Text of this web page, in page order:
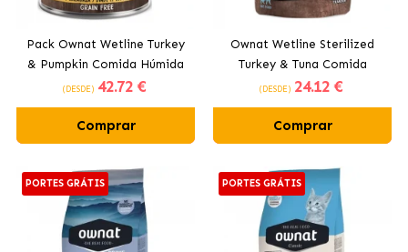
Pack Ownat Wetline Turkey
& Pumpkin Comida Húmida
para Cães com Peru
(DESDE) 42.72 €
Comprar
Ownat Wetline Sterilized
Turkey & Tuna Comida
Húmida para Gatos
Esterilizados com Turkey e
Tuna
(DESDE) 24.12 €
Comprar
PORTES GRÁTIS PORTES GRÁTIS